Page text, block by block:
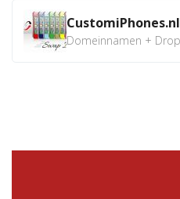
CustomiPhones.nl